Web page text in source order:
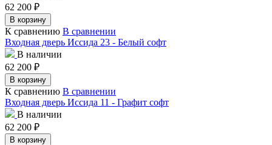
62 200 ₽
В корзину
К сравнению В сравнении
Входная дверь Иссида 23 - Белый софт
В наличии
62 200 ₽
В корзину
К сравнению В сравнении
Входная дверь Иссида 11 - Графит софт
В наличии
62 200 ₽
В корзину